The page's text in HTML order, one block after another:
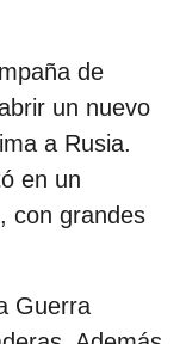
de
un nuevo
a Rusia.
en un
con grandes
Guerra